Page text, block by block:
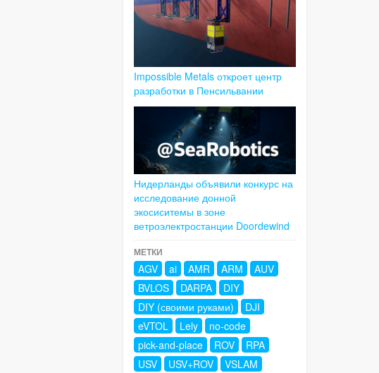
Impossible Metals откроет центр
разработки в Пенсильвании
Нидерланды объявили конкурс на
исследование донной
экосиситемы в зоне
ветроэлектростанции Doordewind
МЕТКИ
AGV ai AMR ARM
AUV
BVLOS
DARPA
DIY
DIY (своими руками)
DJI
eVTOL
Lely
no-code
pick-and-place
ROV
RPA
USV
USV+ROV
VSLAM